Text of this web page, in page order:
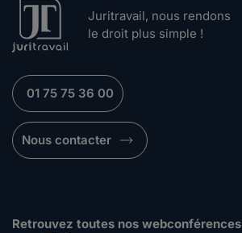
Juritravail, nous rendons
le droit plus simple !
01 75 75 36 00
Nous contacter
Retrouvez toutes nos webconférences